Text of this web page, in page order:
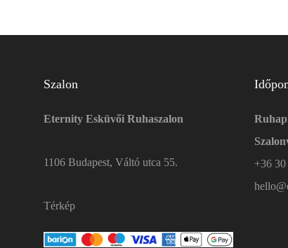
Szalon
Eternity Esküvői Ruhaszalon
1106 Budapest, Váltó utca 55.
Térkép
+36 30